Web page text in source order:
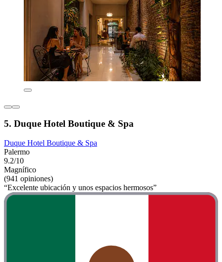
5. Duque Hotel Boutique & Spa
Duque Hotel Boutique & Spa
Palermo
9.2/10
Magnífico
(941 opiniones)
“Excelente ubicación y unos espacios hermosos”